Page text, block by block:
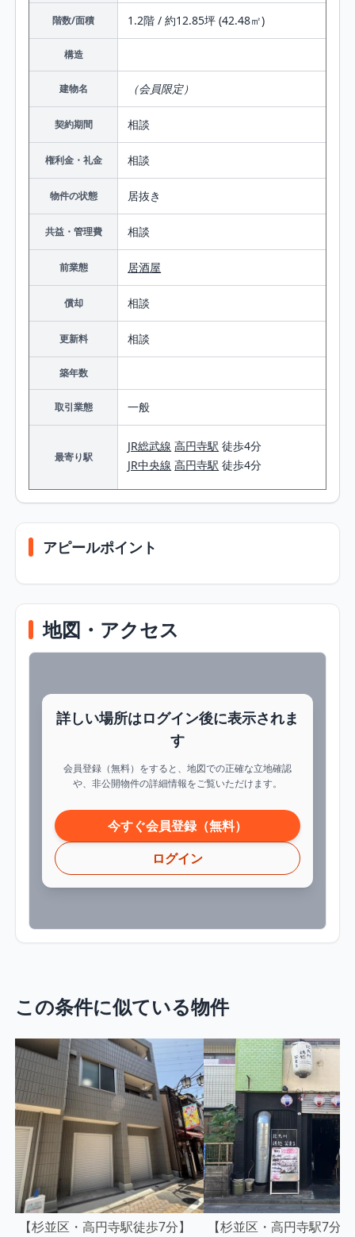
階数/面積 1.2階 / 約12.85坪 (42.48㎡)
構造
建物名 （会員限定）
契約期間 相談
権利金・礼金 相談
物件の状態 居抜き
共益・管理費 相談
前業態 居酒屋
償却 相談
更新料 相談
築年数
取引業態 一般
最寄り駅
JR総武線 高円寺駅 徒歩4分
JR中央線 高円寺駅 徒歩4分
アピールポイント
地図・アクセス
詳しい場所はログイン後に表示されま
す
会員登録（無料）をすると、地図での正確な立地確認
や、非公開物件の詳細情報をご覧いただけます。
今すぐ会員登録（無料）
ログイン
この条件に似ている物件
【杉並区・高円寺駅徒歩7分】 【杉並区・高円寺駅7分